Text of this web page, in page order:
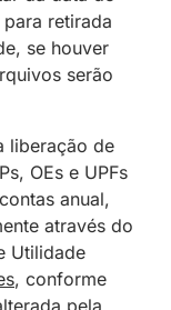
retirada
se houver
serão
liberação de
OEs e UPFs
anual,
através do
Utilidade
, conforme
pela